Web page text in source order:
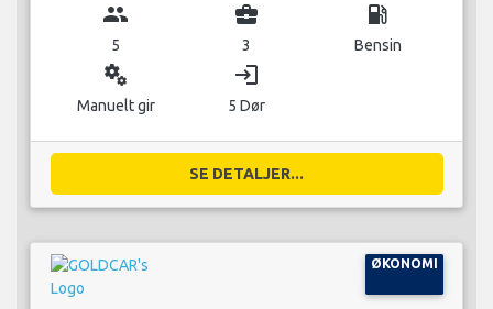
group
5
business_center
3
local_gas_station
Bensin
miscellaneous_services
Manuelt gir
login
5 Dør
SE DETALJER...
ØKONOMI